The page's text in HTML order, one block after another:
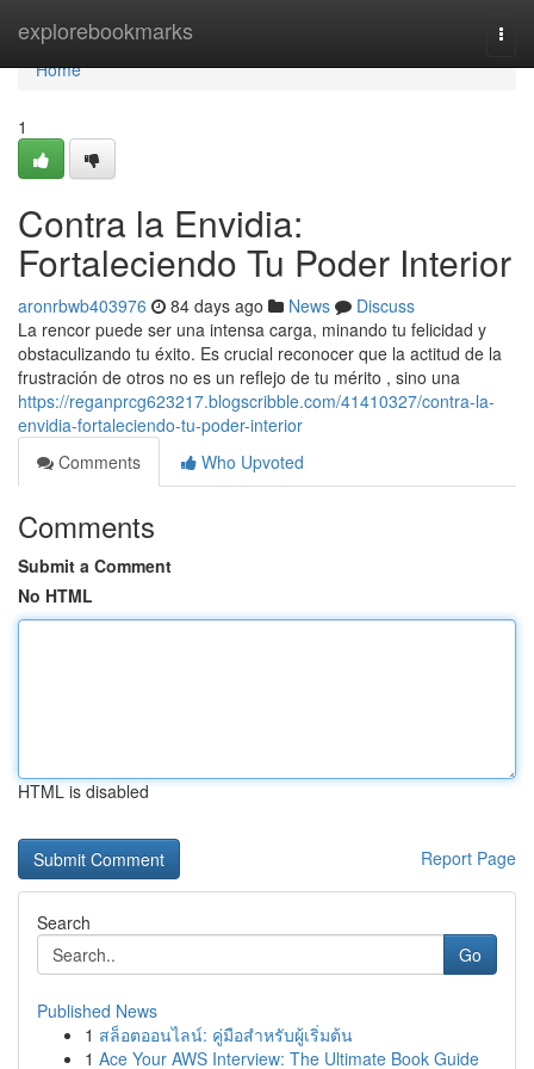
explorebookmarks
Home
Home
1
Contra la Envidia:
Fortaleciendo Tu Poder Interior
aronrbwb403976 84 days ago News
Discuss
La rencor puede ser una intensa carga, minando tu felicidad y
obstaculizando tu éxito. Es crucial reconocer que la actitud de la
frustración de otros no es un reflejo de tu mérito , sino una
https://reganprcg623217.blogscribble.com/41410327/contra-la-
envidia-fortaleciendo-tu-poder-interior
Comments
Who Upvoted
Comments
Submit a Comment
No HTML
HTML is disabled
Report Page
Search
Go
Published News
1 สล็อตออนไลน์: คู่มือสำหรับผู้เริ่มต้น
1 Ace Your AWS Interview: The Ultimate Book Guide